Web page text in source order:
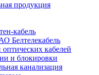
продукция
кабель
Белтелекабель
кабелей
и блокировки
канализация